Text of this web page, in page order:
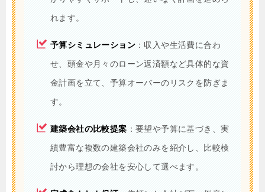
れます。
予算シミュレーション ：収入や生活費に合わ
せ、頭金や月々のローン返済額など具体的な資
金計画を立て、予算オーバーのリスクを防ぎま
す。
建築会社の比較提案 ：要望や予算に基づき、実
績豊富な複数の建築会社のみを紹介し、比較検
討から理想の会社を安心して選べます。